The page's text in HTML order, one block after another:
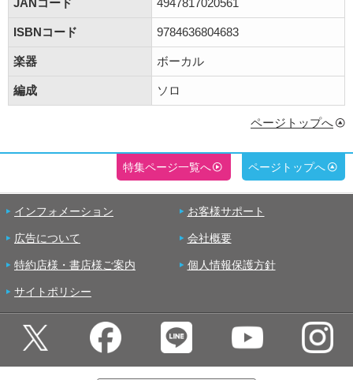
JANコード 4947817020561
ISBNコード 9784636804683
楽器 ボーカル
編成 ソロ
ページトップへ
特集ページ一覧へ ページトップへ
インフォメーション お客様サポート
広告について 会社概要
特約店様・書店様ご案内 個人情報保護方針
サイトポリシー